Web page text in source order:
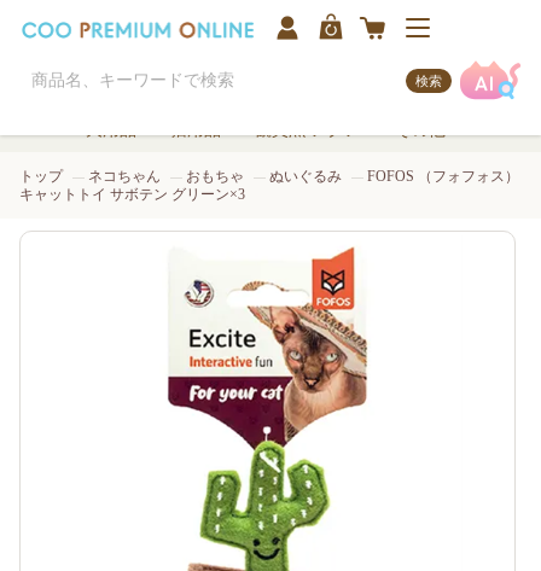
検索
トップ ネコちゃん おもちゃ ぬいぐるみ
FOFOS （フォフォス）
キャットトイ サボテン グリーン×3